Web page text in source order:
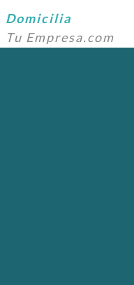
Domicilia
Tu Empresa.com